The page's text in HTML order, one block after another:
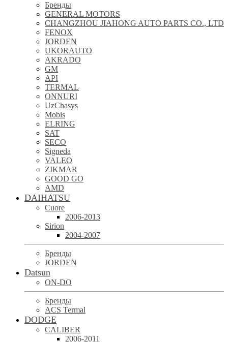
Бренды
GENERAL MOTORS
CHANGZHOU JIAHONG AUTO PARTS CO., LTD
FENOX
JORDEN
UKORAUTO
AKRADO
GM
API
TERMAL
ONNURI
UzChasys
Mobis
ELRING
SAT
SECO
Signeda
VALEO
ZIKMAR
GOOD GO
AMD
DAIHATSU
Cuore
2006-2013
Sirion
2004-2007
Бренды
JORDEN
Datsun
ON-DO
Бренды
ACS Termal
DODGE
CALIBER
2006-2011